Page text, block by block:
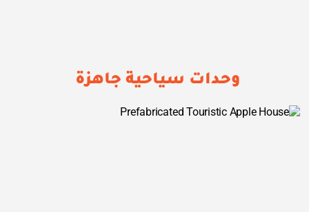
وحدات سياحية جاهزة